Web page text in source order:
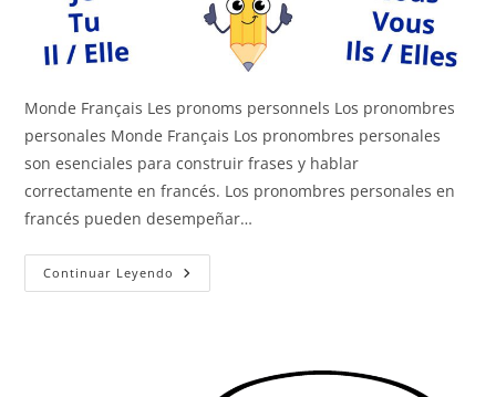
Monde Français Les pronoms personnels Los pronombres
personales Monde Français Los pronombres personales
son esenciales para construir frases y hablar
correctamente en francés. Los pronombres personales en
francés pueden desempeñar…
Continuar Leyendo Los
Pronombres